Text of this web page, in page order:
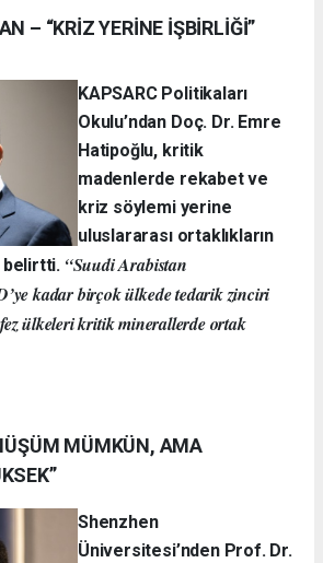
– “KRİZ YERİNE İŞBİRLİĞİ”
KAPSARC Politikaları
Okulu’ndan Doç. Dr. Emre
Hatipoğlu, kritik
madenlerde rekabet ve
kriz söylemi yerine
uluslararası ortaklıkların
belirtti. “Suudi Arabistan
kadar birçok ülkede tedarik zinciri
ülkeleri kritik minerallerde ortak
MÜMKÜN, AMA
Shenzhen
Üniversitesi’nden Prof. Dr.